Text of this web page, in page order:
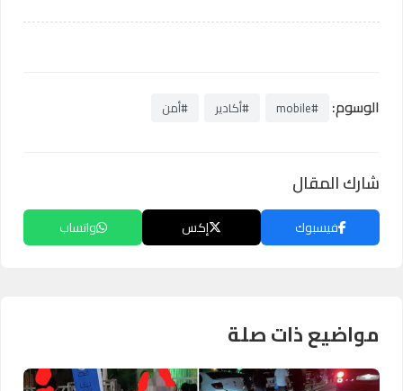
الوسوم: #mobile #أكادير #أمن
شارك المقال
فيسبوك إكس واتساب
مواضيع ذات صلة